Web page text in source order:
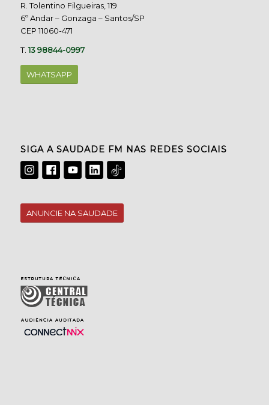
R. Tolentino Filgueiras, 119
6º Andar – Gonzaga – Santos/SP
CEP 11060-471
T.13 98844-0997
WHATSAPP
SIGA A SAUDADE FM NAS REDES SOCIAIS
ANUNCIE NA SAUDADE